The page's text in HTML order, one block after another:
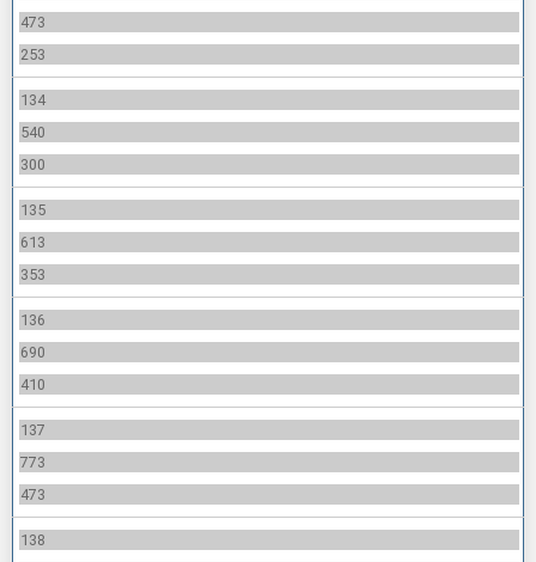
473
253
134
540
300
135
613
353
136
690
410
137
773
473
138